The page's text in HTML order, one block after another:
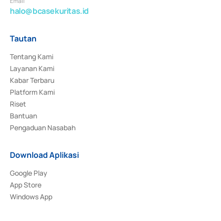
halo@bcasekuritas.id
Tautan
Tentang Kami
Layanan Kami
Kabar Terbaru
Platform Kami
Riset
Bantuan
Pengaduan Nasabah
Download Aplikasi
Google Play
App Store
Windows App